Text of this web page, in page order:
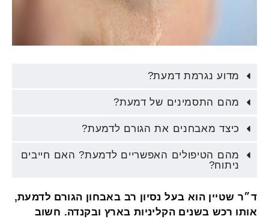
מדוע נגרמת דמעת?
מהם התסמינים של דמעת?
כיצד מאבחנים את הגורם לדמעת?
מהם הטיפולים האפשריים לדמעת? האם חייבים
ניתוח?
ד״ר שטיין הוא בעל נסיון רב באבחון הגורם לדמעת,
אותו רכש בשנים הקליניות בארץ ובקנדה. חשוב